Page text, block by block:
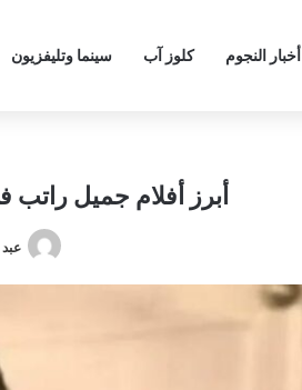
أخبار النجوم كلوز آب سينما وتليفزيون
أبرز أفلام جميل راتب